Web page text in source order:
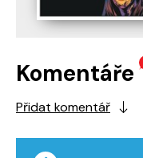
Komentáře
Přidat komentář